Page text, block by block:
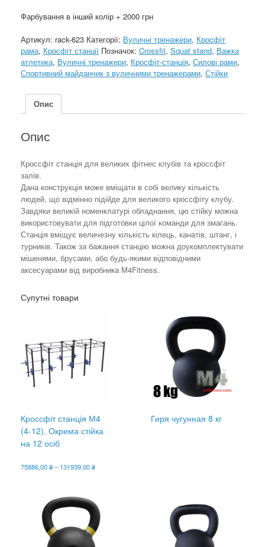
Фарбування в інший колір + 2000 грн
Артикул: rack-623 Категорії: Вуличні тренажери, Кроcфіт
рама, Кросфіт станції Позначок: Crossfit, Squat stand, Важка
атлетика, Вуличні тренажери, Кросфіт-станція, Силові рами,
Спортивний майданчик з вуличними тренажерами, Стійки
Опис
Опис
Кроссфіт станція для великих фітнес клубів та кроссфіт
залів.
Дана конструкція може вміщати в собі велику кількість
людей, що відмінно підійде для великого кроссфіту клубу.
Завдяки великій номенклатурі обладнання, цю стійку можна
використовувати для підготовки цілої команди для змагань.
Станція вміщує величезну кількість кілець, канатів, штанг, і
турників. Також за бажання станцію можна доукомплектувати
мішенями, брусами, або будь-якими відповідними
аксесуарами від виробника М4Fitness.
Супутні товари
Кроссфіт станція М4
(4-12). Окрема стійка
на 12 осіб
75886,00₴– 131939,00₴Діапазон
до
131939,00 ₴
варіантів.
Параметри
Гиря чугунная 8 кг